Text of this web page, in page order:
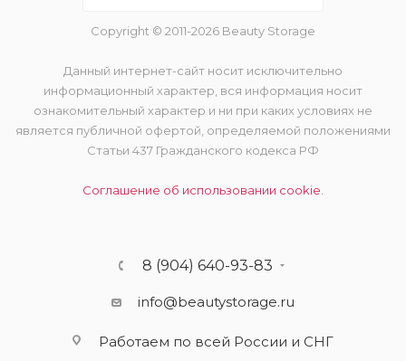
Copyright © 2011-2026 Beauty Storage
Данный интернет-сайт носит исключительно
информационный характер, вся информация носит
ознакомительный характер и ни при каких условиях не
является публичной офертой, определяемой положениями
Статьи 437 Гражданского кодекса РФ
Соглашение об использовании cookie.
8 (904) 640-93-83
info@beautystorage.ru
Работаем по всей России и СНГ